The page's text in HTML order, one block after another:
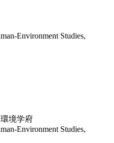
Environment Studies,
境学府
Environment Studies,